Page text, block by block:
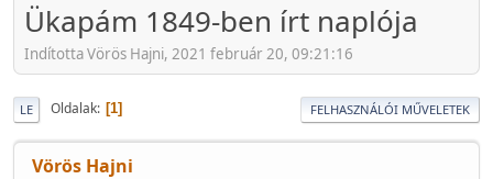
Ükapám 1849-ben írt naplója
Indította Vörös Hajni, 2021 február 20, 09:21:16
LE Oldalak 1 FELHASZNÁLÓI MŰVELETEK
Vörös Hajni